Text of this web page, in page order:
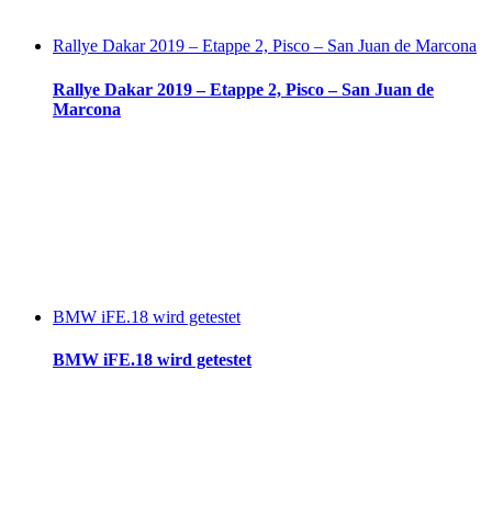
Rallye Dakar 2019 – Etappe 2, Pisco – San Juan de Marcona
Rallye Dakar 2019 – Etappe 2, Pisco – San Juan de
Marcona
BMW iFE.18 wird getestet
BMW iFE.18 wird getestet